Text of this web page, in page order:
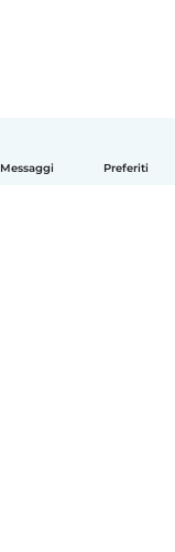
Messaggi Preferiti